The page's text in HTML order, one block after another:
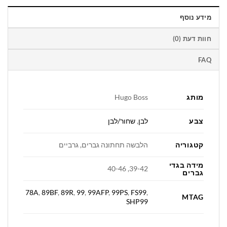
מידע נוסף
חוות דעת (0)
FAQ
מותג Hugo Boss
צבע לבן,שחור/לבן
קטגוריה הלבשה תחתונה גברים, גרביים
מידה בגדי
גברים
39-42, 40-46
MTAG
78A, 89BF, 89R, 99, 99AFP, 99PS, FS99,
SHP99